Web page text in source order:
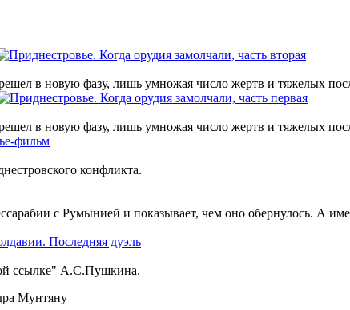
в новую фазу, лишь умножая число жертв и тяжелых
в новую фазу, лишь умножая число жертв и тяжелых
конфликта.
с Румынией и показывает, чем оно обернулось. А
ссылке" А.С.Пушкина.